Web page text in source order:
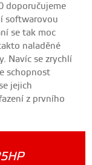
doporučujeme
softwarovou
se tak moc
naladěné
Navíc se zrychlí
schopnost
jejich
z prvního